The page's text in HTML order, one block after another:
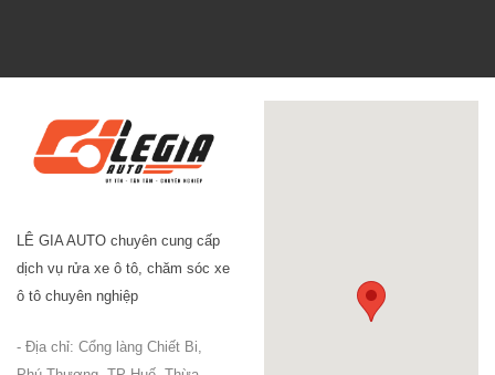
LÊ GIA AUTO chuyên cung cấp
dịch vụ rửa xe ô tô, chăm sóc xe
ô tô chuyên nghiệp
- Địa chỉ: Cổng làng Chiết Bi,